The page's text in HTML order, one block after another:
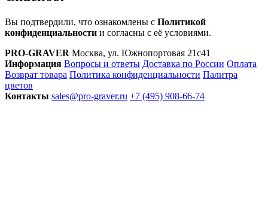
Вы подтвердили, что ознакомлены с Политикой
конфиденциальности и согласны с её условиями.
PRO-GRAVER Москва, ул. Южнопортовая 21с41
Информация Вопросы и ответы Доставка по России Оплата
Возврат товара Политика конфиденциальности Палитра
цветов
Контакты sales@pro-graver.ru +7 (495) 908-66-74